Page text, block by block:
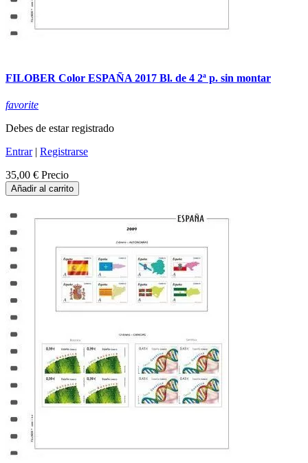
FILOBER Color ESPAÑA 2017 Bl. de 4 2ª p. sin montar
favorite
Debes de estar registrado
Entrar| Registrarse
35,00 € Precio
Añadir al carrito